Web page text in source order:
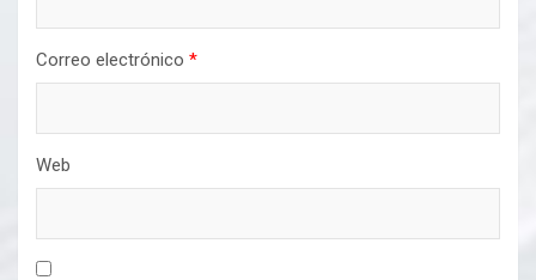
Correo electrónico *
Web